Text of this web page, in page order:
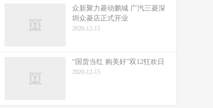
众新聚力菱动鹏城 广汽三菱深
圳众菱店正式开业
2020-12-15
“国货当红 购美好”双12狂欢日
2020-12-15